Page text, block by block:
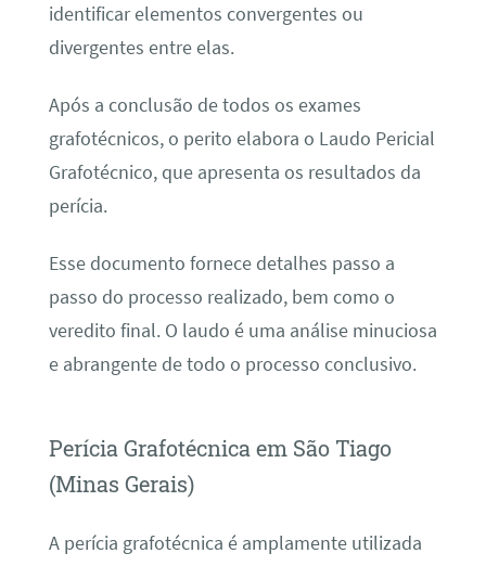
identificar elementos convergentes ou
divergentes entre elas.
Após a conclusão de todos os exames
grafotécnicos, o perito elabora o Laudo Pericial
Grafotécnico, que apresenta os resultados da
perícia.
Esse documento fornece detalhes passo a
passo do processo realizado, bem como o
veredito final. O laudo é uma análise minuciosa
e abrangente de todo o processo conclusivo.
Perícia Grafotécnica em São Tiago
(Minas Gerais)
A perícia grafotécnica é amplamente utilizada